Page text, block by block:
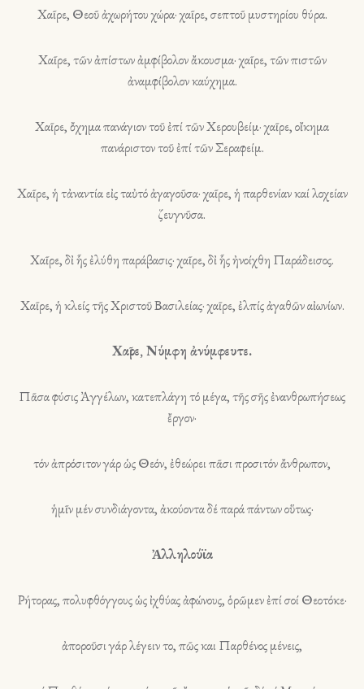
Χαῖρε, Θεοῦ ἀχωρήτου χώρα· χαῖρε, σεπτοῦ μυστηρίου θύρα.
Χαῖρε, τῶν ἀπίστων ἀμφίβολον ἄκουσμα· χαῖρε, τῶν πιστῶν
ἀναμφίβολον καύχημα.
Χαῖρε, ὄχημα πανάγιον τοῦ ἐπί τῶν Χερουβείμ· χαῖρε, οἴκημα
πανάριστον τοῦ ἐπί τῶν Σεραφείμ.
Χαῖρε, ἡ τἀναντία εἰς ταὐτό ἀγαγοῦσα· χαῖρε, ἡ παρθενίαν καί λοχείαν
ζευγνῦσα.
Χαῖρε, δἰ ἧς ἐλύθη παράβασις· χαῖρε, δἰ ἧς ἠνοίχθη Παράδεισος.
Χαῖρε, ἡ κλείς τῆς Χριστοῦ Βασιλείας· χαῖρε, ἐλπίς ἀγαθῶν αἰωνίων.
Χαῖρε, Νύμφη ἀνύμφευτε.
Πᾶσα φύσις Ἀγγέλων, κατεπλάγη τό μέγα, τῆς σῆς ἐνανθρωπήσεως
ἔργον·
τόν ἀπρόσιτον γάρ ὡς Θεόν, ἐθεώρει πᾶσι προσιτόν ἄνθρωπον,
ἡμῖν μέν συνδιάγοντα, ἀκούοντα δέ παρά πάντων οὕτως·
Ἀλληλούϊα
Ρήτορας, πολυφθόγγους ὡς ἰχθύας ἀφώνους, ὁρῶμεν ἐπί σοί Θεοτόκε·
ἀποροῦσι γάρ λέγειν το, πῶς και Παρθένος μένεις,